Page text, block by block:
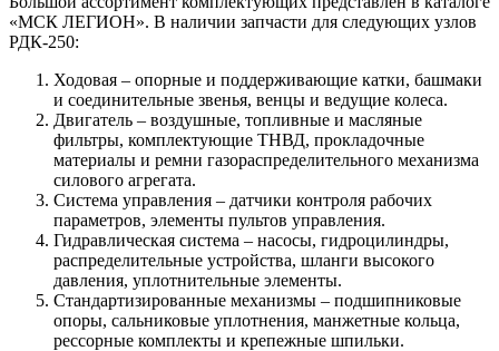
«МСК ЛЕГИОН». В наличии запчасти для следующих узлов
РДК-250:
Ходовая – опорные и поддерживающие катки, башмаки
и соединительные звенья, венцы и ведущие колеса.
Двигатель – воздушные, топливные и масляные
фильтры, комплектующие ТНВД, прокладочные
материалы и ремни газораспределительного механизма
силового агрегата.
Система управления – датчики контроля рабочих
параметров, элементы пультов управления.
Гидравлическая система – насосы, гидроцилиндры,
распределительные устройства, шланги высокого
давления, уплотнительные элементы.
Стандартизированные механизмы – подшипниковые
опоры, сальниковые уплотнения, манжетные кольца,
рессорные комплекты и крепежные шпильки.